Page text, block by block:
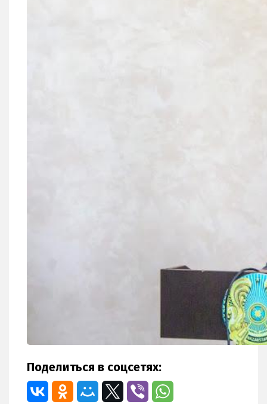
Поделиться в соцсетях: